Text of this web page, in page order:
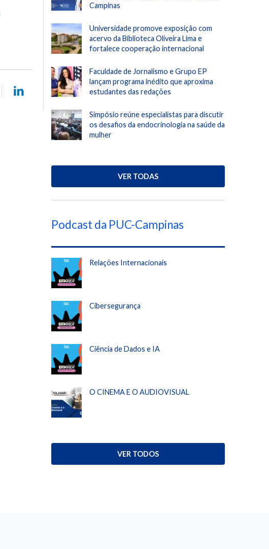
Campinas
Universidade promove exposição com
acervo da Biblioteca Oliveira Lima e
fortalece cooperação internacional
Faculdade de Jornalismo e Grupo EP
lançam programa inédito que aproxima
estudantes das redações
Simpósio reúne especialistas para discutir
os desafios da endocrinologia na saúde da
mulher
VER TODAS
Podcast da PUC-Campinas
Relações Internacionais
Cibersegurança
Ciência de Dados e IA
O CINEMA E O AUDIOVISUAL
VER TODOS